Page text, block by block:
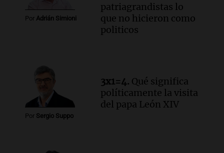
Por Adrián Simioni
patriagrandistas lo
que no hicieron como
politicos
Por Sergio Suppo
3x1=4. Qué significa
políticamente la visita
del papa León XIV